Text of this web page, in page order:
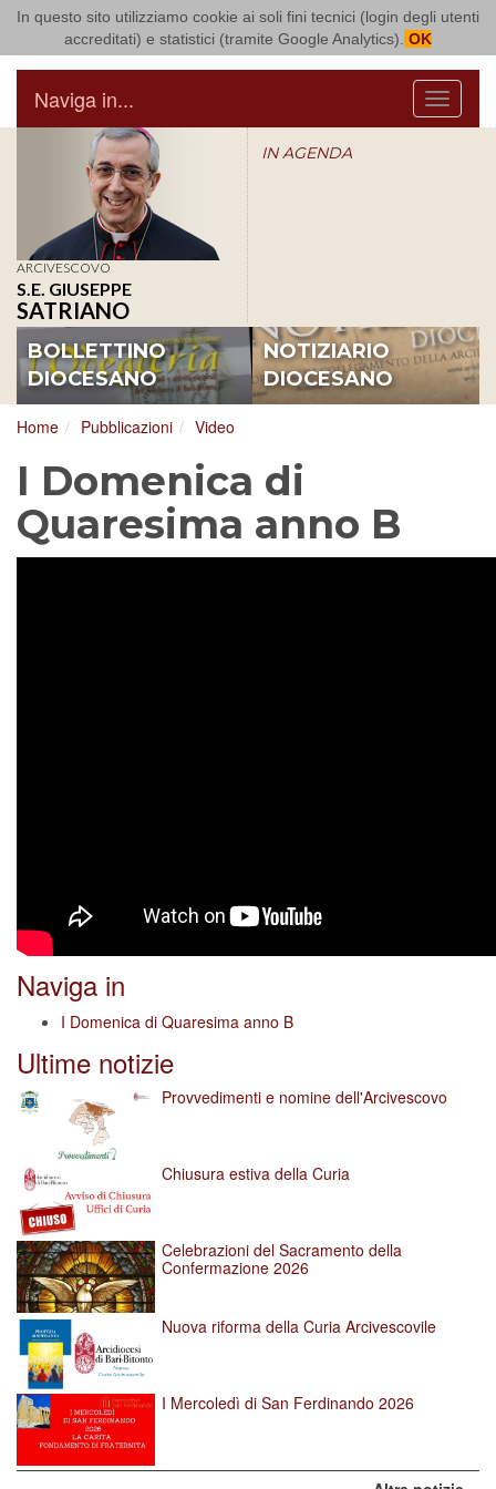
In questo sito utilizziamo cookie ai soli fini tecnici (login degli utenti
accreditati) e statistici (tramite Google Analytics). OK
Arcidiocesi di Bari Bitonto
Menu
Naviga in...
ARCIVESCOVO
S.E. GIUSEPPE
SATRIANO
IN AGENDA
BOLLETTINO
DIOCESANO
NOTIZIARIO
DIOCESANO
Home Pubblicazioni Video
I Domenica di
Quaresima anno B
Naviga in
I Domenica di Quaresima anno B
Ultime notizie
Provvedimenti e nomine dell'Arcivescovo
Chiusura estiva della Curia
Celebrazioni del Sacramento della
Confermazione 2026
Nuova riforma della Curia Arcivescovile
I Mercoledì di San Ferdinando 2026